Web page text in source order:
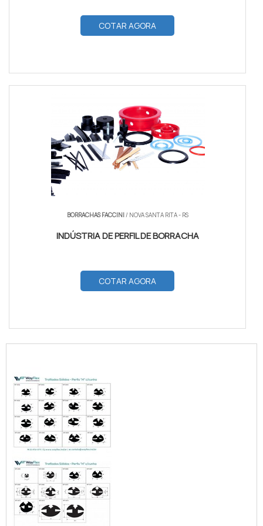
COTAR AGORA
BORRACHAS FACCINI/ NOVA SANTA RITA - RS
INDÚSTRIA DE PERFIL DE BORRACHA
COTAR AGORA